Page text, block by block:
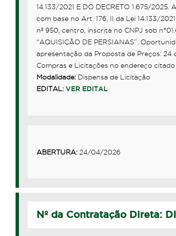
14.133/2021 E DO DECRETO 1.675/
com base no Art. 176, II da Lei 14.133/
nº 950, centro, inscrita no CNPJ sob
“AQUISIÇÃO DE PERSIANAS”.
apresentação da Proposta de Preços:
Compras e Licitações no endereço
Modalidade:Dispensa de Licitação
EDITAL: VER EDITAL
ABERTURA:24/04/2026
Nº da Contratação Direta: